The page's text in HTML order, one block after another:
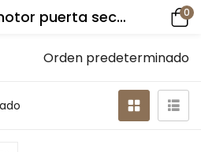
Tagged: "motor puerta seccionada" 0
Orden predeterminado